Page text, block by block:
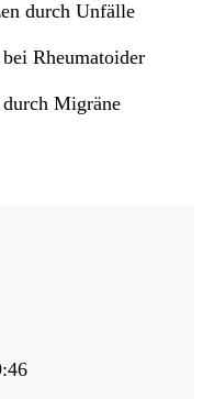
durch Unfälle
Rheumatoider
Migräne